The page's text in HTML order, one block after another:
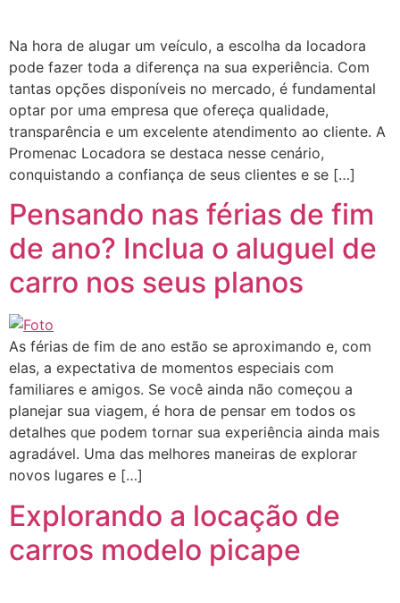
Na hora de alugar um veículo, a escolha da locadora
pode fazer toda a diferença na sua experiência. Com
tantas opções disponíveis no mercado, é fundamental
optar por uma empresa que ofereça qualidade,
transparência e um excelente atendimento ao cliente. A
Promenac Locadora se destaca nesse cenário,
conquistando a confiança de seus clientes e se […]
Pensando nas férias de fim
de ano? Inclua o aluguel de
carro nos seus planos
As férias de fim de ano estão se aproximando e, com
elas, a expectativa de momentos especiais com
familiares e amigos. Se você ainda não começou a
planejar sua viagem, é hora de pensar em todos os
detalhes que podem tornar sua experiência ainda mais
agradável. Uma das melhores maneiras de explorar
novos lugares e […]
Explorando a locação de
carros modelo picape